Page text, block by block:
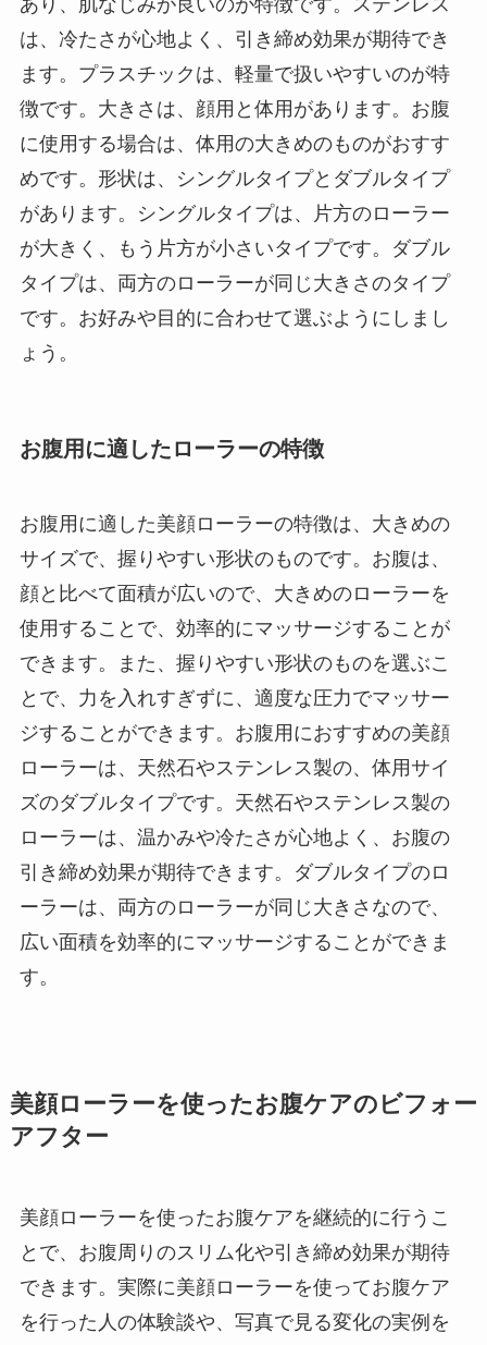
は、冷たさが心地よく、引き締め効果が期待でき
ます。プラスチックは、軽量で扱いやすいのが特
徴です。大きさは、顔用と体用があります。お腹
に使用する場合は、体用の大きめのものがおすす
めです。形状は、シングルタイプとダブルタイプ
があります。シングルタイプは、片方のローラー
が大きく、もう片方が小さいタイプです。ダブル
タイプは、両方のローラーが同じ大きさのタイプ
です。お好みや目的に合わせて選ぶようにしまし
ょう。
お腹用に適したローラーの特徴
お腹用に適した美顔ローラーの特徴は、大きめの
サイズで、握りやすい形状のものです。お腹は、
顔と比べて面積が広いので、大きめのローラーを
使用することで、効率的にマッサージすることが
できます。また、握りやすい形状のものを選ぶこ
とで、力を入れすぎずに、適度な圧力でマッサー
ジすることができます。お腹用におすすめの美顔
ローラーは、天然石やステンレス製の、体用サイ
ズのダブルタイプです。天然石やステンレス製の
ローラーは、温かみや冷たさが心地よく、お腹の
引き締め効果が期待できます。ダブルタイプのロ
ーラーは、両方のローラーが同じ大きさなので、
広い面積を効率的にマッサージすることができま
す。
美顔ローラーを使ったお腹ケアのビフォー
アフター
美顔ローラーを使ったお腹ケアを継続的に行うこ
とで、お腹周りのスリム化や引き締め効果が期待
できます。実際に美顔ローラーを使ってお腹ケア
を行った人の体験談や、写真で見る変化の実例を